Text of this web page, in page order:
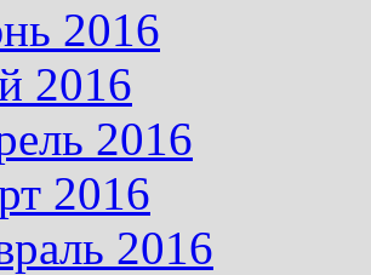
2016
2016
2016
2016
2016